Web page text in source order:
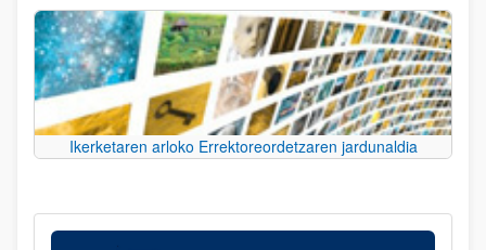
Ikerketaren arloko Errektoreordetzaren jardunaldia